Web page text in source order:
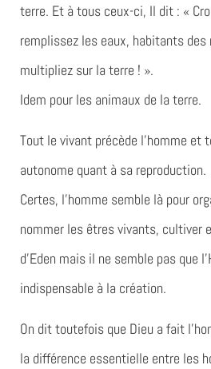
terre. Et à tous ceux-ci, Il dit : «
remplissez les eaux, habitants des
multipliez sur la terre ! ».
Idem pour les animaux de la terre.
Tout le vivant précède l’homme et
autonome quant à sa reproduction.
Certes, l’homme semble là pour
nommer les êtres vivants, cultiver
d’Eden mais il ne semble pas que
indispensable à la création.
On dit toutefois que Dieu a fait
la différence essentielle entre les